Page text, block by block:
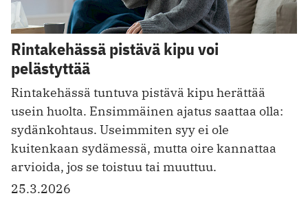
Rintakehässä pistävä kipu voi
pelästyttää
Rintakehässä tuntuva pistävä kipu herättää
usein huolta. Ensimmäinen ajatus saattaa olla:
sydänkohtaus. Useimmiten syy ei ole
kuitenkaan sydämessä, mutta oire kannattaa
arvioida, jos se toistuu tai muuttuu.
25.3.2026